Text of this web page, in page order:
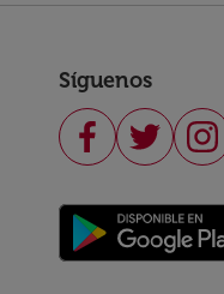
Síguenos